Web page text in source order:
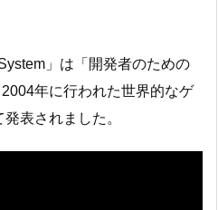
」は「開発者のための
年に行われた世界的なゲ
表されました。